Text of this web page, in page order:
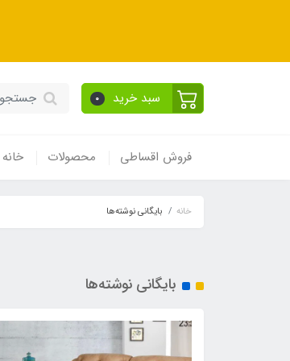
سبد خرید 0
فروش اقساطی محصولات خانه
خانه بایگانی نوشته‌ها
بایگانی نوشته‌ها